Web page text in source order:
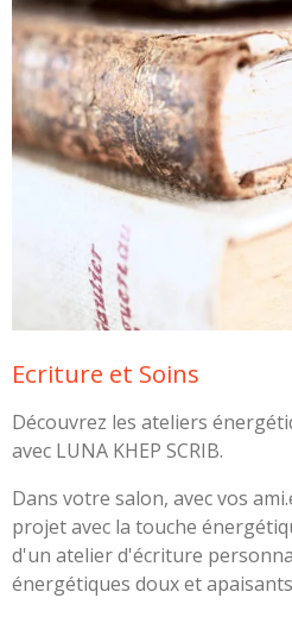
Ecriture et Soins
Découvrez les ateliers
avec LUNA KHEP SCRIB.
Dans votre salon, avec vos
projet avec la touche
d'un atelier d'écriture
énergétiques doux et